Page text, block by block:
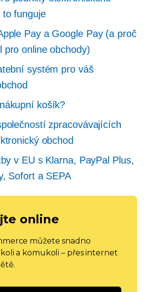
funguje
Pay a Google Pay (a proč
pro online obchody)
systém pro váš
košík?
zpracovávajících
obchod
v EU s Klarna, PayPal Plus,
Sofort a SEPA
online
můžete snadno
a komukoli – přes internet